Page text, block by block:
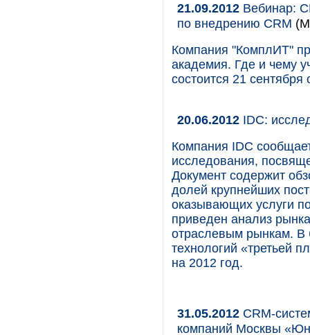
21.09.2012 Вебинар:
по внедрению CRM
Компания "КомплИТ"
академия. Где и чему
состоится 21
20.06.2012 IDC:
Компания IDC
исследования,
Документ содержит
долей крупнейших
оказывающих услуги
приведен анализ
отраслевым рынкам. В
технологий «третьей
на 2012 год.
31.05.2012 CRM-
компаний Москвы